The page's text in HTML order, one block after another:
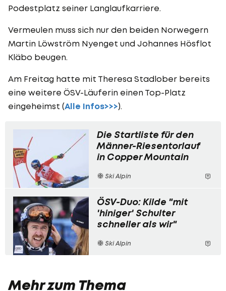
Podestplatz seiner Langlaufkarriere.
Vermeulen muss sich nur den beiden Norwegern
Martin Löwström Nyenget und Johannes Hösflot
Kläbo beugen.
Am Freitag hatte mit Theresa Stadlober bereits
eine weitere ÖSV-Läuferin einen Top-Platz
eingeheimst (Alle Infos>>>).
Die Startliste für den
Männer-Riesentorlauf
in Copper Mountain
Ski Alpin
ÖSV-Duo: Kilde "mit
'hiniger' Schulter
schneller als wir"
Ski Alpin
Mehr zum Thema